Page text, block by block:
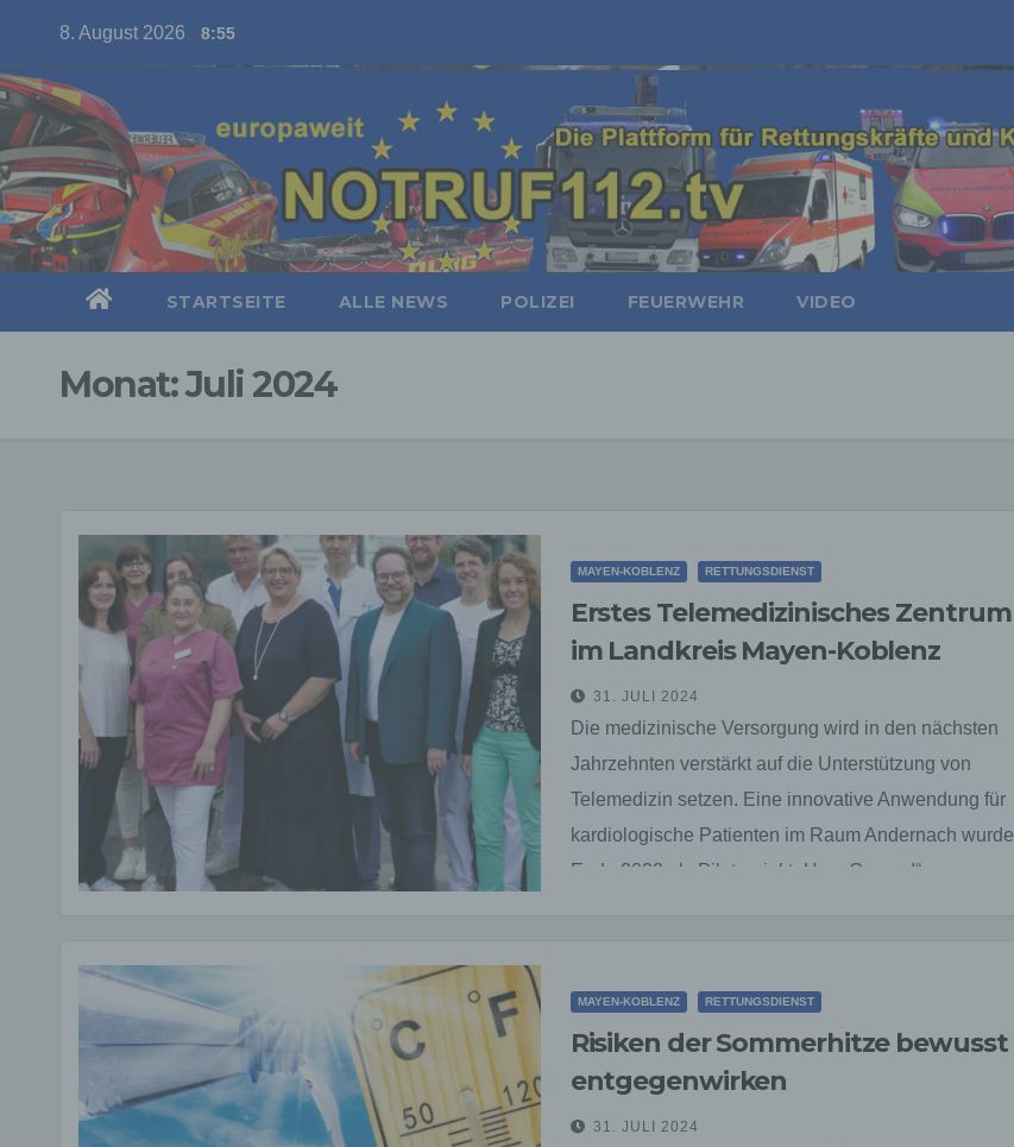
content
8. August 2026 8:55
STARTSEITE ALLE NEWS POLIZEI FEUERWEHR VIDEO
Monat:Juli 2024
MAYEN-KOBLENZ RETTUNGSDIENST
Erstes Telemedizinisches Zentrum
im Landkreis Mayen-Koblenz
31. JULI 2024
Die medizinische Versorgung wird in den nächsten
Jahrzehnten verstärkt auf die Unterstützung von
Telemedizin setzen. Eine innovative Anwendung für
kardiologische Patienten im Raum Andernach wurde
Ende 2022 als Pilotprojekt „Herz.Gesund“,…
MAYEN-KOBLENZ RETTUNGSDIENST
Risiken der Sommerhitze bewusst
entgegenwirken
31. JULI 2024